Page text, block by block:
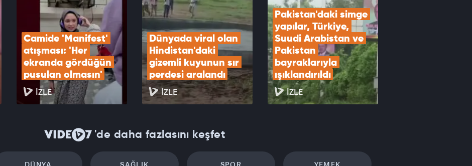
Camide 'Manifest'
atışması: 'Her
ekranda gördüğün
pusulan olmasın'
İZLE
Dünyada viral olan
Hindistan'daki
gizemli kuyunun sır
perdesi aralandı
İZLE
Pakistan'daki simge
yapılar, Türkiye,
Suudi Arabistan ve
Pakistan
bayraklarıyla
ışıklandırıldı
İZLE
'de daha fazlasını keşfet